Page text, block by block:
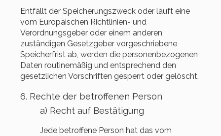
Entfällt der Speicherungszweck oder läuft eine
vom Europäischen Richtlinien- und
Verordnungsgeber oder einem anderen
zuständigen Gesetzgeber vorgeschriebene
Speicherfrist ab, werden die personenbezogenen
Daten routinemäßig und entsprechend den
gesetzlichen Vorschriften gesperrt oder gelöscht.
6. Rechte der betroffenen Person
a) Recht auf Bestätigung
Jede betroffene Person hat das vom